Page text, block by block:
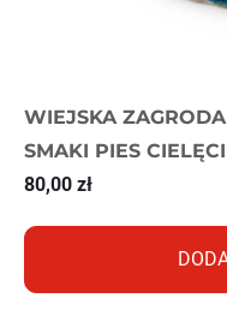
WIEJSKA
SMAKI PIES
80,00 zł